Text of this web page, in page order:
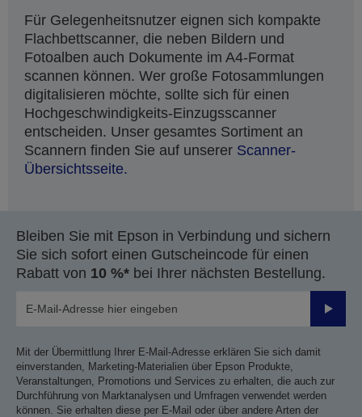
Für Gelegenheitsnutzer eignen sich kompakte
Flachbettscanner, die neben Bildern und
Fotoalben auch Dokumente im A4-Format
scannen können. Wer große Fotosammlungen
digitalisieren möchte, sollte sich für einen
Hochgeschwindigkeits-Einzugsscanner
entscheiden. Unser gesamtes Sortiment an
Scannern finden Sie auf unserer Scanner-
Übersichtsseite.
Bleiben Sie mit Epson in Verbindung und sichern
Sie sich sofort einen Gutscheincode für einen
Rabatt von 10 %* bei Ihrer nächsten Bestellung.
Mit der Übermittlung Ihrer E-Mail-Adresse erklären Sie sich damit
einverstanden, Marketing-Materialien über Epson Produkte,
Veranstaltungen, Promotions und Services zu erhalten, die auch zur
Durchführung von Marktanalysen und Umfragen verwendet werden
können. Sie erhalten diese per E-Mail oder über andere Arten der